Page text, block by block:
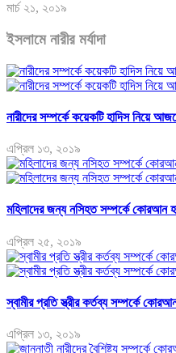
মার্চ ২১, ২০১৯
ইসলামে নারীর মর্যাদা
নারীদের সম্পর্কে কয়েকটি হাদিস নিয়ে
এপ্রিল ১৩, ২০১৯
মহিলাদের জন্য নসিহত সম্পর্কে কোরআন
এপ্রিল ২৫, ২০১৯
স্বামীর প্রতি স্ত্রীর কর্তব্য সম্পর্কে
এপ্রিল ১৩, ২০১৯